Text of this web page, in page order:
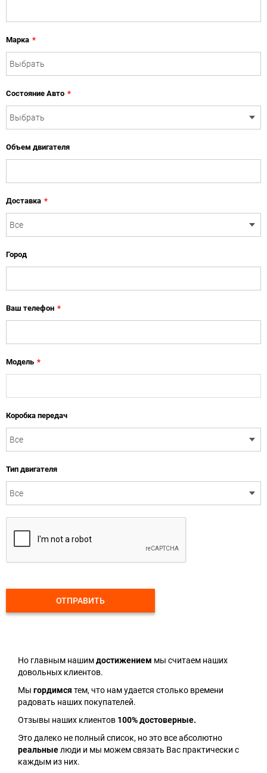
Марка *
Состояние Авто *
Объем двигателя
Доставка *
Город
Ваш телефон *
Модель *
Коробка передач
Тип двигателя
ОТПРАВИТЬ
Но главным нашимдостижением мы считаем наших
довольных клиентов.
Мы гордимся тем, что нам удается столько времени
радовать наших покупателей.
Отзывы наших клиентов 100% достоверные.
Это далеко не полный список, но это все абсолютно
реальныелюди и мы можем связать Вас практически с
каждым из них.